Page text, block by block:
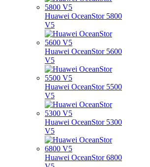
Huawei OceanStor 5800
V5
Huawei OceanStor 5600
V5
Huawei OceanStor 5500
V5
Huawei OceanStor 5300
V5
Huawei OceanStor 6800